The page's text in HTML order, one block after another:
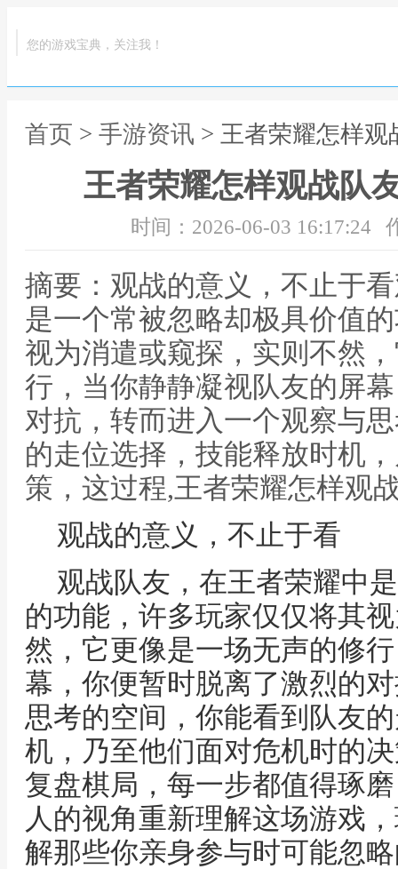
您的游戏宝典，关注我！
首页 > 手游资讯 > 王者荣耀怎样
王者荣耀怎样观战队
时间：2026-06-03 16:17:24
摘要：观战的意义，不止于
是一个常被忽略却极具价值
视为消遣或窥探，实则不然
行，当你静静凝视队友的屏
对抗，转而进入一个观察与
的走位选择，技能释放时机
策，这过程,王者荣耀怎样观
观战的意义，不止于看
观战队友，在王者荣耀中
的功能，许多玩家仅仅将其
然，它更像是一场无声的修
幕，你便暂时脱离了激烈的
思考的空间，你能看到队友
机，乃至他们面对危机时的
复盘棋局，每一步都值得琢
人的视角重新理解这场游戏
解那些你亲身参与时可能忽